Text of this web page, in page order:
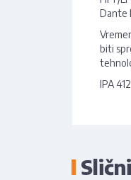
Dante
biti
IPA